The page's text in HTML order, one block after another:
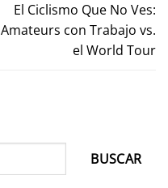
El Ciclismo Que No Ves:
Amateurs con Trabajo vs.
el World Tour
BUSCAR